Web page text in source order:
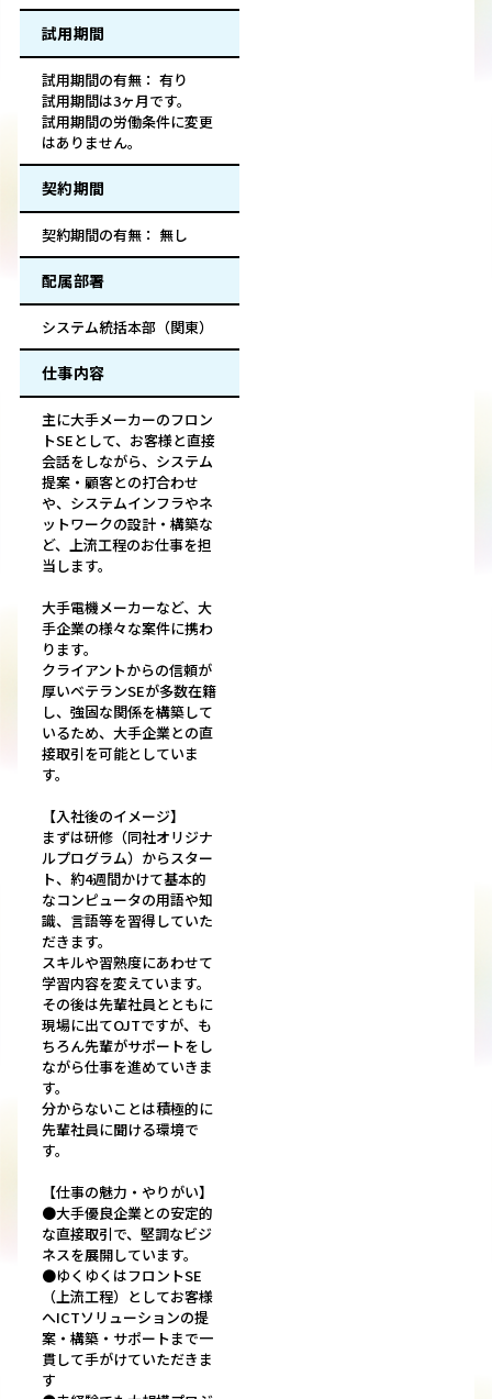
試用期間
試用期間の有無： 有り
試用期間は3ヶ月です。
試用期間の労働条件に変更
はありません。
契約期間
契約期間の有無： 無し
配属部署
システム統括本部（関東）
仕事内容
主に大手メーカーのフロン
トSEとして、お客様と直接
会話をしながら、システム
提案・顧客との打合わせ
や、システムインフラやネ
ットワークの設計・構築な
ど、上流工程のお仕事を担
当します。
大手電機メーカーなど、大
手企業の様々な案件に携わ
ります。
クライアントからの信頼が
厚いベテランSEが多数在籍
し、強固な関係を構築して
いるため、大手企業との直
接取引を可能としていま
す。
【入社後のイメージ】
まずは研修（同社オリジナ
ルプログラム）からスター
ト、約4週間かけて基本的
なコンピュータの用語や知
識、言語等を習得していた
だきます。
スキルや習熟度にあわせて
学習内容を変えています。
その後は先輩社員とともに
現場に出てOJTですが、も
ちろん先輩がサポートをし
ながら仕事を進めていきま
す。
分からないことは積極的に
先輩社員に聞ける環境で
す。
【仕事の魅力・やりがい】
●大手優良企業との安定的
な直接取引で、堅調なビジ
ネスを展開しています。
●ゆくゆくはフロントSE
（上流工程）としてお客様
へICTソリューションの提
案・構築・サポートまで一
貫して手がけていただきま
す